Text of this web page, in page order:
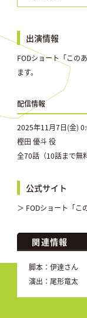
出演情報
FODショート「この
ます。
配信情報
2025年11月7日(金)
樫田 優斗 役
全70話（10話まで無
公式サイト
＞ FODショート「
関連情報
脚本：伊達さん
演出：尾形竜太